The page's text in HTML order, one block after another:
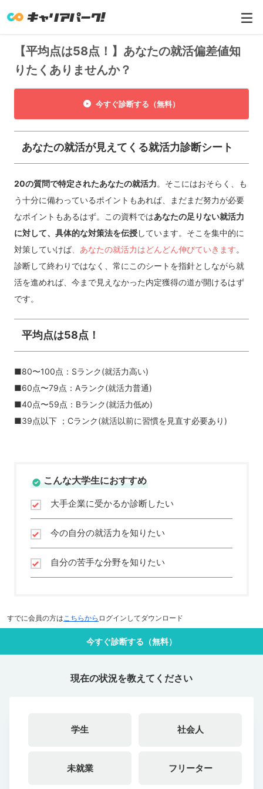
【平均点は58点！】あなたの就活偏差値知
りたくありませんか？
今すぐ診断する（無料）
あなたの就活が見えてくる就活力診断シート
20の質問で特定されたあなたの就活力。そこにはおそらく、も
う十分に備わっているポイントもあれば、まだまだ努力が必要
なポイントもあるはず。この資料ではあなたの足りない就活力
に対して、具体的な対策法を伝授しています。そこを集中的に
対策していけば 、あなたの就活力はどんどん伸びていきます。
診断して終わりではなく、常にこのシートを指針としながら就
活を進めれば、今まで見えなかった内定獲得の道が開けるはず
です。
平均点は58点！
■80〜100点：Sランク(就活力高い)
■60点〜79点：Aランク(就活力普通)
■40点〜59点：Bランク(就活力低め)
■39点以下 ；Cランク(就活以前に習慣を見直す必要あり)
こんな大学生におすすめ
大手企業に受かるか診断したい
今の自分の就活力を知りたい
自分の苦手な分野を知りたい
すでに会員の方は こちらから ログインしてダウンロード
今すぐ診断する（無料）
現在の状況を教えてください
学生 社会人
未就業 フリーター